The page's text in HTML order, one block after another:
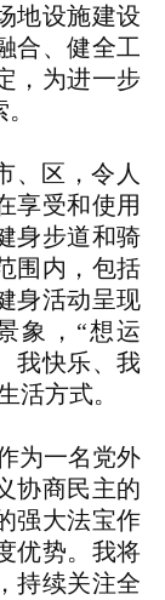
地设施建设
合、健全工
，为进一步
、区，令人
享受和使用
身步道和骑
围内，包括
身活动呈现
象，“想运
我快乐、我
活方式。
为一名党外
协商民主的
强大法宝作
优势。我将
持续关注全